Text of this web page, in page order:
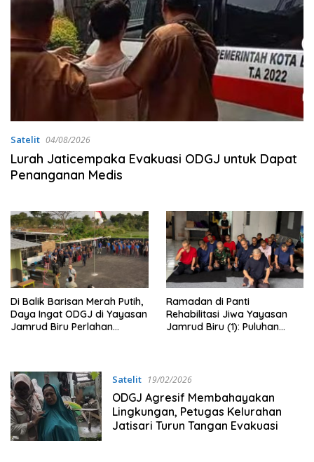
Satelit 04/08/2026
Lurah Jaticempaka Evakuasi ODGJ untuk Dapat
Penanganan Medis
Di Balik Barisan Merah Putih,
Daya Ingat ODGJ di Yayasan
Jamrud Biru Perlahan
Ramadan di Panti
Rehabilitasi Jiwa Yayasan
Jamrud Biru (1): Puluhan
Satelit 19/02/2026
ODGJ Agresif Membahayakan
Lingkungan, Petugas Kelurahan
Jatisari Turun Tangan Evakuasi